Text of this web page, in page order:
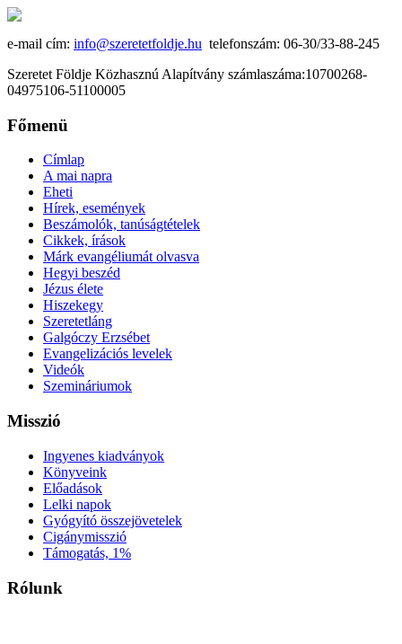
e-mail cím: info@szeretetfoldje.hu telefonszám: 06-30/33-88-245
Szeretet Földje Közhasznú Alapítvány számlaszáma:10700268-
04975106-51100005
Főmenü
Címlap
A mai napra
Eheti
Hírek, események
Beszámolók, tanúságtételek
Cikkek, írások
Márk evangéliumát olvasva
Hegyi beszéd
Jézus élete
Hiszekegy
Szeretetláng
Galgóczy Erzsébet
Evangelizációs levelek
Videók
Szemináriumok
Misszió
Ingyenes kiadványok
Könyveink
Előadások
Lelki napok
Gyógyító összejövetelek
Cigánymisszió
Támogatás, 1%
Rólunk